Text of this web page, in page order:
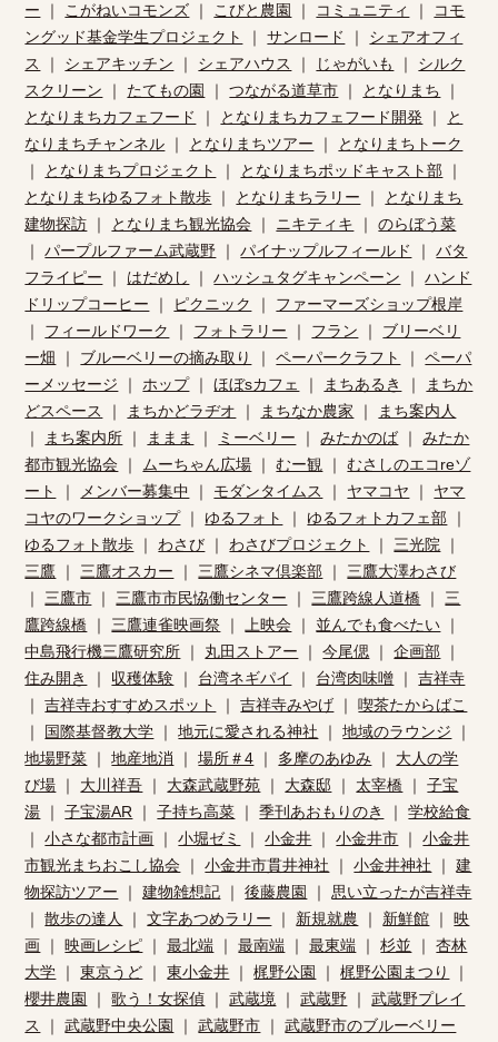
ー ｜ こがねいコモンズ ｜ こびと農園 ｜ コミュニティ ｜
コモ
ングッド基金学生プロジェクト
｜サンロード ｜ シェアオフィ
ス
｜ シェアキッチン ｜ シェアハウス ｜ じゃがいも ｜ シルク
スクリーン ｜ たてもの園 ｜つながる道草市 ｜ となりまち ｜
となりまちカフェフード
｜ となりまちカフェフード開発 ｜
と
なりまちチャンネル ｜ となりまちツアー ｜
となりまちトーク
｜
となりまちプロジェクト ｜ となりまちポッドキャスト部 ｜
となりまちゆるフォト散歩 ｜ となりまちラリー ｜
となりまち
建物探訪 ｜ となりまち観光協会 ｜ ニキティキ ｜のらぼう菜
｜パープルファーム武蔵野 ｜パイナップルフィールド ｜バタ
フライピー ｜ はだめし ｜ハッシュタグキャンペーン ｜ハンド
ドリップコーヒー ｜ ピクニック ｜ ファーマーズショップ根岸
｜ フィールドワーク ｜ フォトラリー ｜ フラン ｜ ブリーベリ
ー畑 ｜ ブルーベリーの摘み取り ｜ペーパークラフト ｜ペーパ
ーメッセージ ｜ ホップ｜ほぼsカフェ ｜ まちあるき ｜
まちか
どスペース
｜ まちかどラヂオ ｜ まちなか農家 ｜
まち案内人
｜
まち案内所 ｜ ままま ｜ ミーベリー ｜みたかのば ｜みたか
都市観光協会 ｜ ムーちゃん広場 ｜むー観 ｜むさしのエコreゾ
ート
｜ メンバー募集中 ｜ モダンタイムス ｜ ヤマコヤ ｜ ヤマ
コヤのワークショップ｜ ゆるフォト ｜ ゆるフォトカフェ部 ｜
ゆるフォト散歩 ｜ わさび ｜ わさびプロジェクト ｜ 三光院 ｜
三鷹 ｜ 三鷹オスカー ｜ 三鷹シネマ倶楽部 ｜ 三鷹大澤わさび
｜ 三鷹市 ｜ 三鷹市市民恊働センター ｜ 三鷹跨線人道橋 ｜ 三
鷹跨線橋 ｜ 三鷹連雀映画祭 ｜ 上映会 ｜ 並んでも食べたい ｜
中島飛行機三鷹研究所 ｜ 丸田ストアー ｜今尾偲 ｜企画部 ｜
住み開き
｜ 収穫体験 ｜ 台湾ネギパイ ｜ 台湾肉味噌 ｜吉祥寺
｜吉祥寺おすすめスポット ｜吉祥寺みやげ ｜喫茶たからばこ
｜
国際基督教大学 ｜地元に愛される神社 ｜地域のラウンジ ｜
地場野菜 ｜地産地消 ｜場所＃4 ｜ 多摩のあゆみ ｜ 大人の学
び場 ｜ 大川祥吾 ｜ 大森武蔵野苑 ｜ 大森邸 ｜ 太宰橋 ｜子宝
湯 ｜子宝湯AR ｜子持ち高菜 ｜季刊あおもりのき ｜学校給食
｜小さな都市計画 ｜小堀ゼミ ｜小金井 ｜小金井市 ｜小金井
市観光まちおこし協会 ｜小金井市貫井神社 ｜小金井神社 ｜建
物探訪ツアー ｜建物雑想記 ｜後藤農園 ｜ 思い立ったが吉祥寺
｜散歩の達人 ｜文字あつめラリー ｜ 新規就農 ｜ 新鮮館 ｜映
画 ｜映画レシピ ｜最北端 ｜最南端 ｜最東端 ｜杉並 ｜杏林
大学 ｜東京うど ｜東小金井 ｜梶野公園 ｜梶野公園まつり
｜
櫻井農園
｜歌う！女探偵 ｜武蔵境 ｜武蔵野 ｜武蔵野プレイ
ス
｜武蔵野中央公園 ｜武蔵野市 ｜武蔵野市のブルーベリー